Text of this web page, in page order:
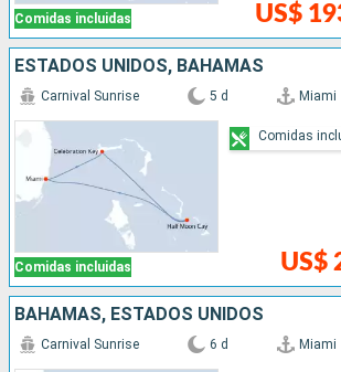
Comidas incluidas US$
ESTADOS UNIDOS, BAHAMAS
Comidas incluidas
Carnival Sunrise 5 d Miami
US$
Comidas
BAHAMAS, ESTADOS UNIDOS
Carnival Sunrise 6 d Miami